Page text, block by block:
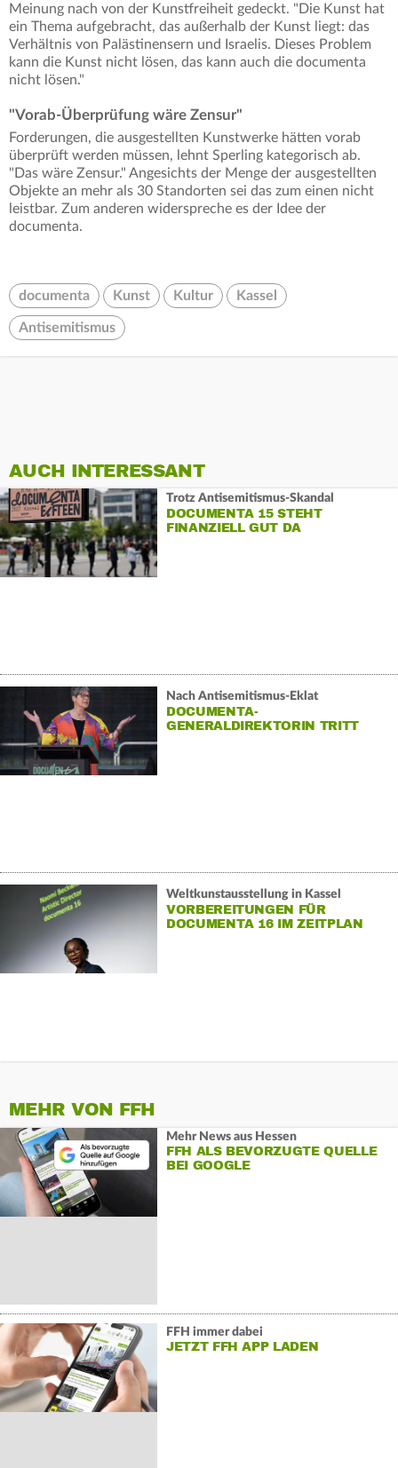
Meinung nach von der Kunstfreiheit gedeckt. "Die Kunst hat
ein Thema aufgebracht, das außerhalb der Kunst liegt: das
Verhältnis von Palästinensern und Israelis. Dieses Problem
kann die Kunst nicht lösen, das kann auch die documenta
nicht lösen."
"Vorab-Überprüfung wäre Zensur"
Forderungen, die ausgestellten Kunstwerke hätten vorab
überprüft werden müssen, lehnt Sperling kategorisch ab.
"Das wäre Zensur." Angesichts der Menge der ausgestellten
Objekte an mehr als 30 Standorten sei das zum einen nicht
leistbar. Zum anderen widerspreche es der Idee der
documenta.
documenta Kunst Kultur Kassel
Antisemitismus
AUCH INTERESSANT
Trotz Antisemitismus-Skandal
DOCUMENTA 15 STEHT
FINANZIELL GUT DA
Nach Antisemitismus-Eklat
DOCUMENTA-
GENERALDIREKTORIN TRITT
Weltkunstausstellung in Kassel
VORBEREITUNGEN FÜR
DOCUMENTA 16 IM ZEITPLAN
MEHR VON FFH
Mehr News aus Hessen
FFH ALS BEVORZUGTE QUELLE
BEI GOOGLE
FFH immer dabei
JETZT FFH APP LADEN